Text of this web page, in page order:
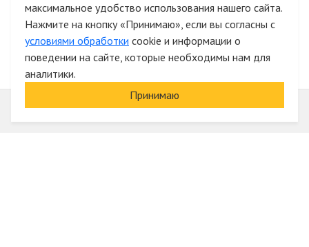
Быстрая авторизация на сайте
максимальное удобство использования нашего сайта.
Нажмите на кнопку «Принимаю», если вы согласны с
условиями обработки cookie и информации о
поведении на сайте, которые необходимы нам для
аналитики.
Принимаю